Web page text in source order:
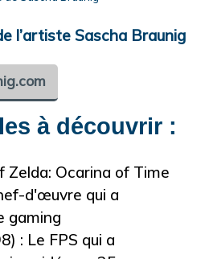
l’artiste Sascha Braunig
à découvrir :
Zelda: Ocarina of Time
d'œuvre qui a
gaming
: Le FPS qui a